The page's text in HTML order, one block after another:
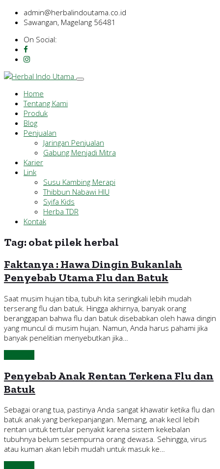
admin@herbalindoutama.co.id
Sawangan, Magelang 56481
On Social:
Home
Tentang Kami
Produk
Blog
Penjualan
Jaringan Penjualan
Gabung Menjadi Mitra
Karier
Link
Susu Kambing Merapi
Thibbun Nabawi HIU
Syifa Kids
Herba TDR
Kontak
Tag: obat pilek herbal
Faktanya : Hawa Dingin Bukanlah
Penyebab Utama Flu dan Batuk
Saat musim hujan tiba, tubuh kita seringkali lebih mudah
terserang flu dan batuk. Hingga akhirnya, banyak orang
beranggapan bahwa flu dan batuk disebabkan oleh hawa dingin
yang muncul di musim hujan. Namun, Anda harus pahami jika
banyak penelitian menyebutkan jika…
Penyebab Anak Rentan Terkena Flu dan
Batuk
Sebagai orang tua, pastinya Anda sangat khawatir ketika flu dan
batuk anak yang berkepanjangan. Memang, anak kecil lebih
rentan untuk tertular penyakit karena sistem kekebalan
tubuhnya belum sesempurna orang dewasa. Sehingga, virus
atau kuman akan lebih mudah untuk masuk ke…